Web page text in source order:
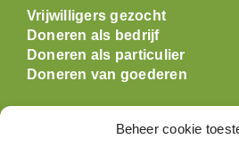
Beheer cookie
Vrijwilligers gezocht
Doneren als bedrijf
Doneren als particulier
Doneren van goederen
Openingstijden